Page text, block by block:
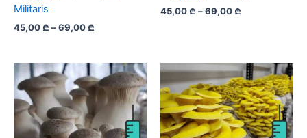
page
page
Militaris
45,00 ₾ –69,00 ₾
through
69,00 ₾
product
has
multiple
variants.
The
45,00 ₾ –69,00 ₾
has
multiple
variants.
The
options